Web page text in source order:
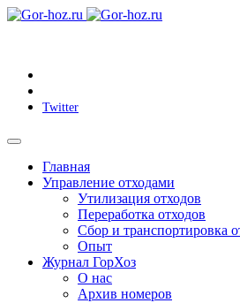
Twitter
Главная
Управление отходами
Утилизация отходов
Переработка отходов
Сбор и транспортировка
Опыт
Журнал ГорХоз
О нас
Архив номеров